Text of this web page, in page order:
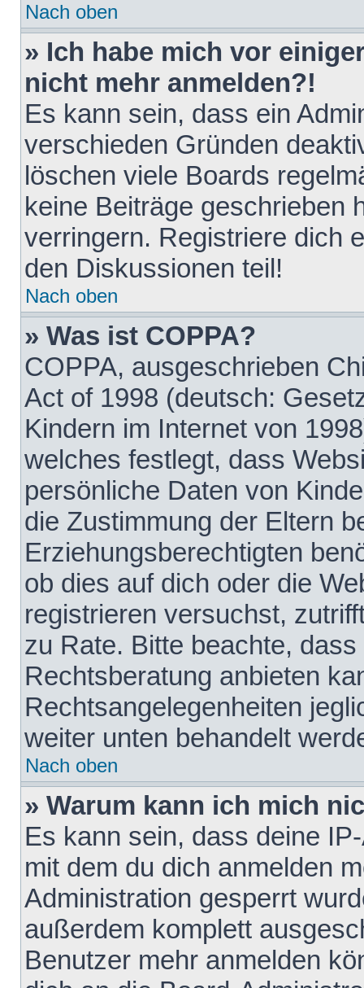
Nach oben
» Ich habe mich vor
nicht mehr anmelden?!
Es kann sein, dass ein
verschieden Gründen
löschen viele Boards
keine Beiträge geschrieben
verringern. Registriere dich
den Diskussionen teil!
Nach oben
» Was ist COPPA?
COPPA, ausgeschrieben
Act of 1998 (deutsch:
Kindern im Internet von
welches festlegt, dass
persönliche Daten von
die Zustimmung der Eltern
Erziehungsberechtigten
ob dies auf dich oder die
registrieren versuchst,
zu Rate. Bitte beachte,
Rechtsberatung anbieten
Rechtsangelegenheiten
weiter unten behandelt
Nach oben
» Warum kann ich mich
Es kann sein, dass deine
mit dem du dich anmelden
Administration gesperrt
außerdem komplett
Benutzer mehr anmelden